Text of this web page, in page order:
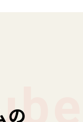
の